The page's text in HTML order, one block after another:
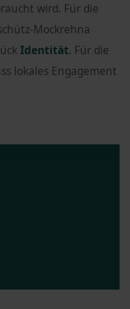
wird. Für die
Mockrehna
Identität. Für die
lokales Engagement